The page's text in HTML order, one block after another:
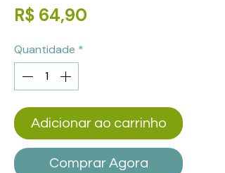
R$ 64,90
Quantidade *
Adicionar ao carrinho
Comprar Agora